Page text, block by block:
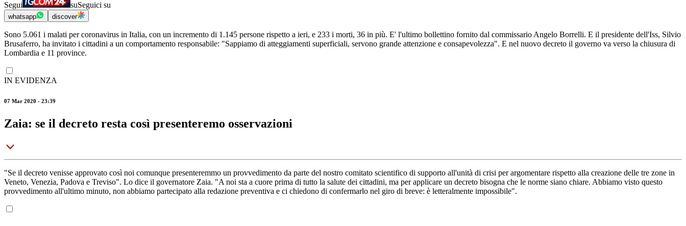
Segui suSeguici su
whatsapp discover
Sono 5.061 i malati per coronavirus in Italia, con un incremento di 1.145 persone rispetto a ieri, e 233 i morti, 36 in più. E' l'ultimo bollettino fornito dal commissario Angelo Borrelli. E il presidente dell'Iss, Silvio
Brusaferro, ha invitato i cittadini a un comportamento responsabile: "Sappiamo di atteggiamenti superficiali, servono grande attenzione e consapevolezza". E nel nuovo decreto il governo va verso la chiusura di
Lombardia e 11 province.
IN EVIDENZA
07 Mar 2020 - 23:39
Zaia: se il decreto resta così presenteremo osservazioni
"Se il decreto venisse approvato così noi comunque presenteremmo un provvedimento da parte del nostro comitato scientifico di supporto all'unità di crisi per argomentare rispetto alla creazione delle tre zone in
Veneto, Venezia, Padova e Treviso". Lo dice il governatore Zaia. "A noi sta a cuore prima di tutto la salute dei cittadini, ma per applicare un decreto bisogna che le norme siano chiare. Abbiamo visto questo
provvedimento all'ultimo minuto, non abbiamo partecipato alla redazione preventiva e ci chiedono di confermarlo nel giro di breve: è letteralmente impossibile".